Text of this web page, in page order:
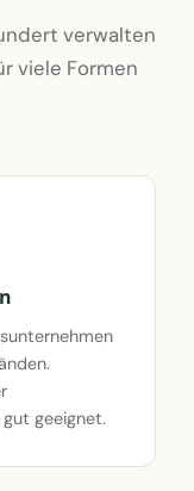
verwalten
viele Formen
geeignet.